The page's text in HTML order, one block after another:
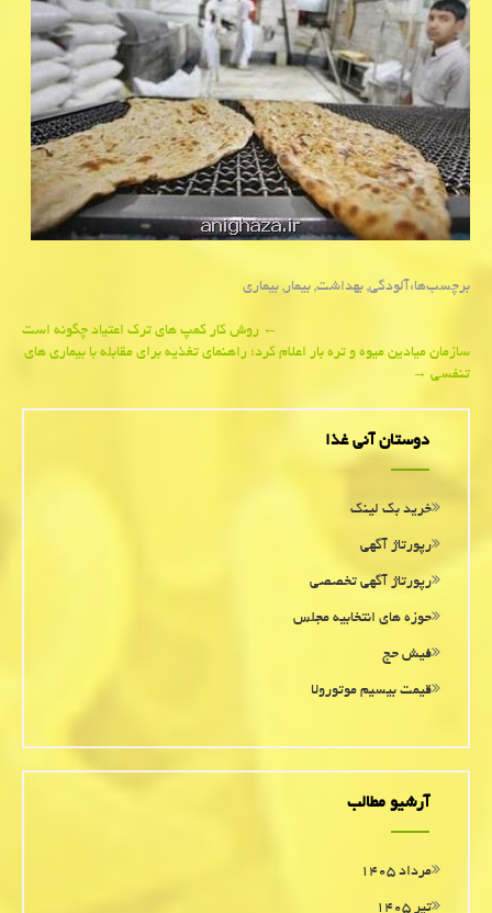
برچسب‌ها:آلودگی,بهداشت,بیمار,بیماری
navigation
←روش كار كمپ های ترك اعتیاد چگونه است
سازمان میادین میوه و تره بار اعلام كرد؛ راهنمای تغذیه برای مقابله با بیماری های
تنفسی→
دوستان آنی غذا
خرید بک لینک
رپورتاژ آگهی
رپورتاژ آگهی تخصصی
حوزه های انتخابیه مجلس
فیش حج
قیمت بیسیم موتورولا
آرشیو مطالب
مرداد ۱۴۰۵
تیر ۱۴۰۵